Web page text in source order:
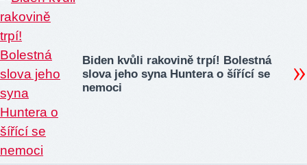
Biden kvůli rakovině trpí! Bolestná
slova jeho syna Huntera o šířící se
nemoci